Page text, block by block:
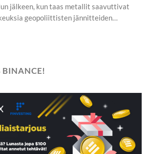
jälkeen, kun taas metallit saavuttivat
geopoliittisten jännitteiden…
BINANCE!